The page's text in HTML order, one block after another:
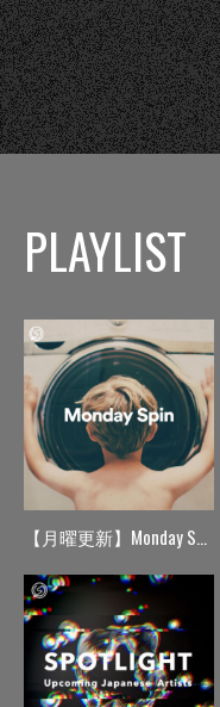
PLAYLIST
【月曜更新】Monday Spin